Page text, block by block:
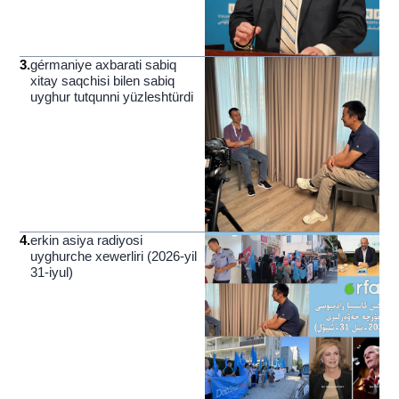
3.gérmaniye axbarati sabiq
xitay saqchisi bilen sabiq
uyghur tutqunni yüzleshtürdi
4.erkin asiya radiyosi
uyghurche xewerliri (2026-yil
31-iyul)